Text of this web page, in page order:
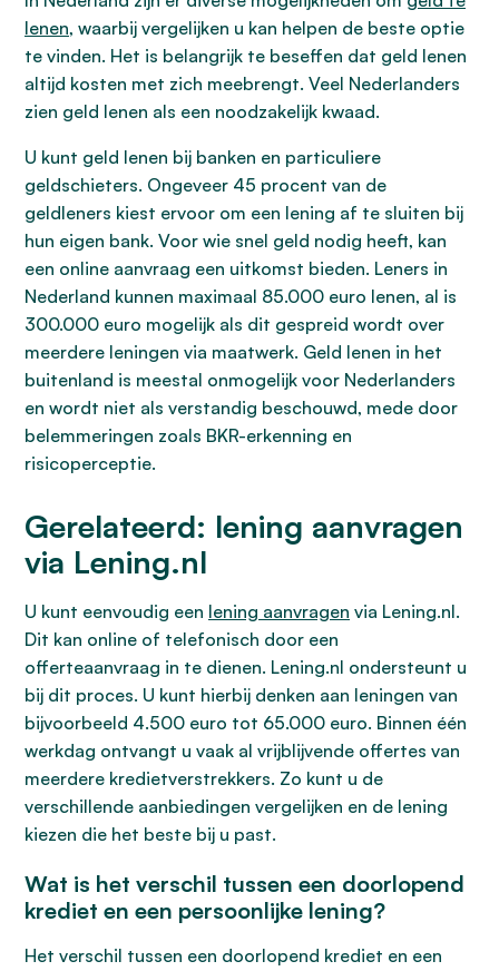
lenen, waarbij vergelijken u kan helpen de beste optie
te vinden. Het is belangrijk te beseffen dat geld lenen
altijd kosten met zich meebrengt. Veel Nederlanders
zien geld lenen als een noodzakelijk kwaad.
U kunt geld lenen bij banken en particuliere
geldschieters. Ongeveer 45 procent van de
geldleners kiest ervoor om een lening af te sluiten bij
hun eigen bank. Voor wie snel geld nodig heeft, kan
een online aanvraag een uitkomst bieden. Leners in
Nederland kunnen maximaal 85.000 euro lenen, al is
300.000 euro mogelijk als dit gespreid wordt over
meerdere leningen via maatwerk. Geld lenen in het
buitenland is meestal onmogelijk voor Nederlanders
en wordt niet als verstandig beschouwd, mede door
belemmeringen zoals BKR-erkenning en
risicoperceptie.
Gerelateerd: lening aanvragen
via Lening.nl
U kunt eenvoudig een lening aanvragen via Lening.nl.
Dit kan online of telefonisch door een
offerteaanvraag in te dienen. Lening.nl ondersteunt u
bij dit proces. U kunt hierbij denken aan leningen van
bijvoorbeeld 4.500 euro tot 65.000 euro. Binnen één
werkdag ontvangt u vaak al vrijblijvende offertes van
meerdere kredietverstrekkers. Zo kunt u de
verschillende aanbiedingen vergelijken en de lening
kiezen die het beste bij u past.
Wat is het verschil tussen een doorlopend
krediet en een persoonlijke lening?
Het verschil tussen een doorlopend krediet en een